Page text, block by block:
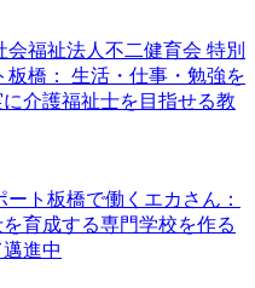
福祉法人不二健育会 特別
橋： 生活・仕事・勉強を
介護福祉士を目指せる教
ト板橋で働くエカさん：
育成する専門学校を作る
進中